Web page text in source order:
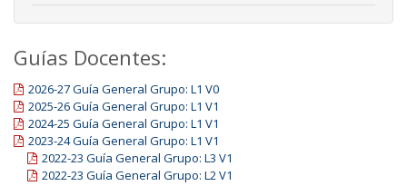
Guías Docentes:
2026-27 Guía General Grupo: L1 V0
2025-26 Guía General Grupo: L1 V1
2024-25 Guía General Grupo: L1 V1
2023-24 Guía General Grupo: L1 V1
2022-23 Guía General Grupo: L3 V1
2022-23 Guía General Grupo: L2 V1